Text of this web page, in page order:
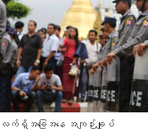
လက်ရှိအခြေအနေ အကျဉ်းချုပ်